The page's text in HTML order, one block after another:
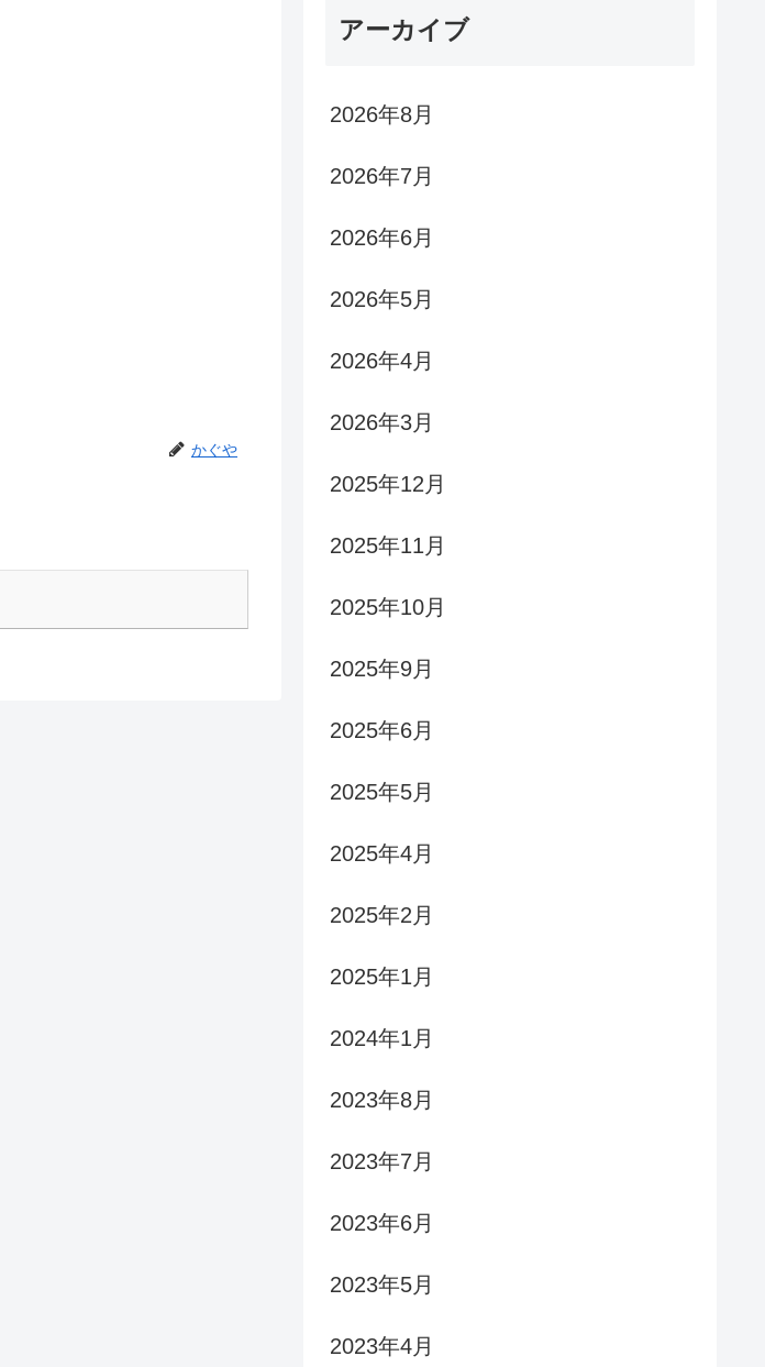
かぐや
アーカイブ
2026年8月
2026年7月
2026年6月
2026年5月
2026年4月
2026年3月
2025年12月
2025年11月
2025年10月
2025年9月
2025年6月
2025年5月
2025年4月
2025年2月
2025年1月
2024年1月
2023年8月
2023年7月
2023年6月
2023年5月
2023年4月